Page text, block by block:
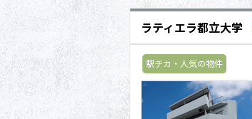
ラティエラ都立大学
駅チカ・人気の物件